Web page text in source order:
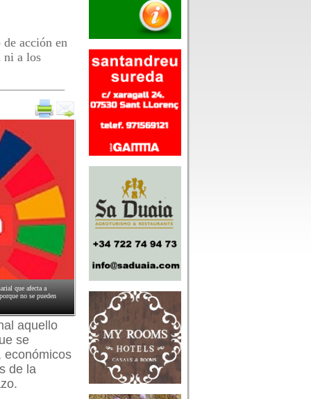
acción en
ni a los
que afecta a
no se pueden
aquello
se
económicos
de la